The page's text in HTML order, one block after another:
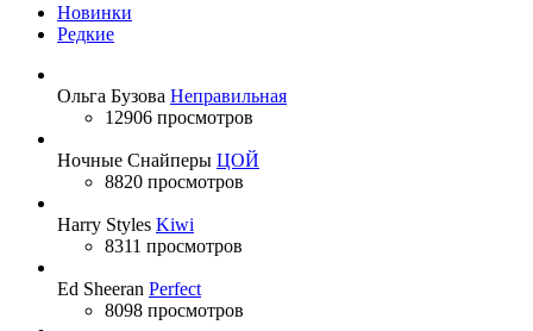
Новинки
Редкие
Ольга Бузова Неправильная
12906 просмотров
Ночные Снайперы ЦОЙ
8820 просмотров
Harry Styles Kiwi
8311 просмотров
Ed Sheeran Perfect
8098 просмотров